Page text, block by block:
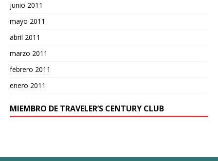
junio 2011
mayo 2011
abril 2011
marzo 2011
febrero 2011
enero 2011
MIEMBRO DE TRAVELER’S CENTURY CLUB